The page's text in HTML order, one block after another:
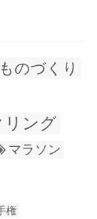
ものづくり
リング
マラソン
権